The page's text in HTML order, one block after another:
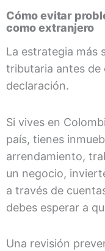
Cómo evitar
como extranjero
La estrategia más
tributaria antes de
declaración.
Si vives en
país, tienes
arrendamiento,
un negocio,
a través de
debes esperar a
Una revisión